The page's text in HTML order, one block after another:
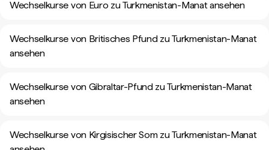
Wechselkurse von Euro zu Turkmenistan-Manat ansehen
Wechselkurse von Britisches Pfund zu Turkmenistan-Manat
ansehen
Wechselkurse von Gibraltar-Pfund zu Turkmenistan-Manat
ansehen
Wechselkurse von Kirgisischer Som zu Turkmenistan-Manat